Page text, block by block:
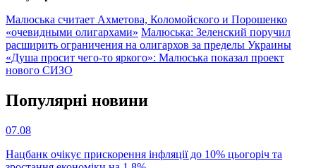
Малюська считает Ахметова, Коломойского и Порошенко
«очевидными олигархами» Малюська: Зеленский поручил
расширить ограничения на олигархов за пределы Украины
«Душа просит чего-то яркого»: Малюська показал проект
нового СИЗО
Популярнi новини
07.08
Нацбанк очікує прискорення інфляції до 10% цьогоріч та